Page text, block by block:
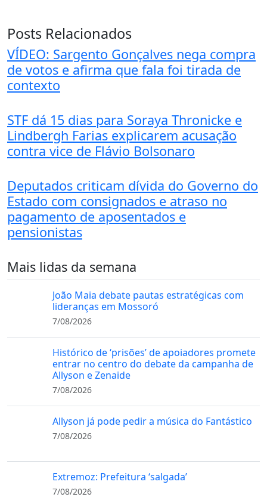
Posts Relacionados
VÍDEO: Sargento Gonçalves nega compra
de votos e afirma que fala foi tirada de
contexto
STF dá 15 dias para Soraya Thronicke e
Lindbergh Farias explicarem acusação
contra vice de Flávio Bolsonaro
Deputados criticam dívida do Governo do
Estado com consignados e atraso no
pagamento de aposentados e
pensionistas
Mais lidas da semana
João Maia debate pautas estratégicas com
lideranças em Mossoró
7/08/2026
Histórico de ‘prisões’ de apoiadores promete
entrar no centro do debate da campanha de
Allyson e Zenaide
7/08/2026
Allyson já pode pedir a música do Fantástico
7/08/2026
Extremoz: Prefeitura ‘salgada’
7/08/2026